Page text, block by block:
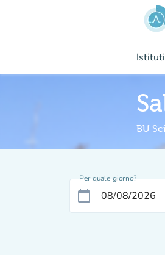
Istituti
BU
Per quale giorno?
calendar_today